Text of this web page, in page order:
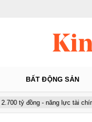
BẤT ĐỘNG SẢN
năng lực tài chính của